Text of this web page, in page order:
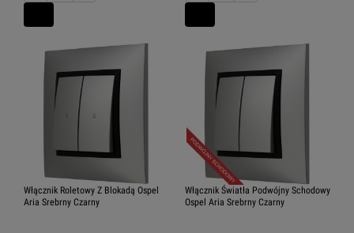
Włącznik Roletowy Z Blokadą Ospel
Aria Srebrny Czarny
Włącznik Światła Podwójny Schodowy
Ospel Aria Srebrny Czarny